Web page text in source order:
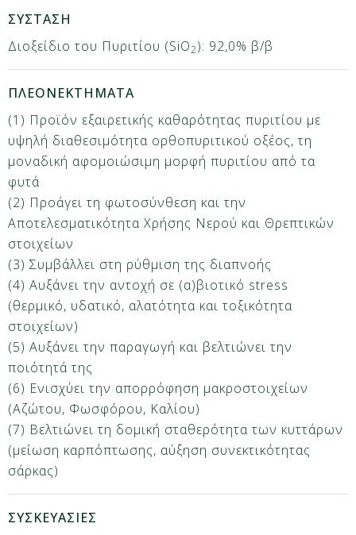
ΣΥΣΤΑΣΗ
Διοξείδιο του Πυριτίου (SiO2): 92,0% β/β
ΠΛΕΟΝΕΚΤΗΜΑΤΑ
(1) Προϊόν εξαιρετικής καθαρότητας πυριτίου με
υψηλή διαθεσιμότητα ορθοπυριτικού οξέος, τη
μοναδική αφομοιώσιμη μορφή πυριτίου από τα
φυτά
(2) Προάγει τη φωτοσύνθεση και την
Αποτελεσματικότητα Χρήσης Νερού και Θρεπτικών
στοιχείων
(3) Συμβάλλει στη ρύθμιση της διαπνοής
(4) Αυξάνει την αντοχή σε (α)βιοτικό stress
(θερμικό, υδατικό, αλατότητα και τοξικότητα
στοιχείων)
(5) Αυξάνει την παραγωγή και βελτιώνει την
ποιότητά της
(6) Ενισχύει την απορρόφηση μακροστοιχείων
(Αζώτου, Φωσφόρου, Καλίου)
(7) Βελτιώνει τη δομική σταθερότητα των κυττάρων
(μείωση καρπόπτωσης, αύξηση συνεκτικότητας
σάρκας)
ΣΥΣΚΕΥΑΣΙΕΣ